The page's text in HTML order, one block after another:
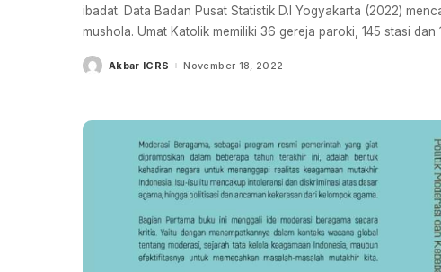
ibadat. Data Badan Pusat Statistik D.I Yogyakarta (2022)
mushola. Umat Katolik memiliki 36 gereja paroki, 145 stasi dan
PostedAkbar ICRS November 18, 2022